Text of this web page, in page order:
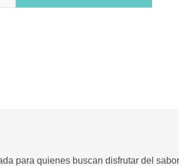
para quienes buscan disfrutar del